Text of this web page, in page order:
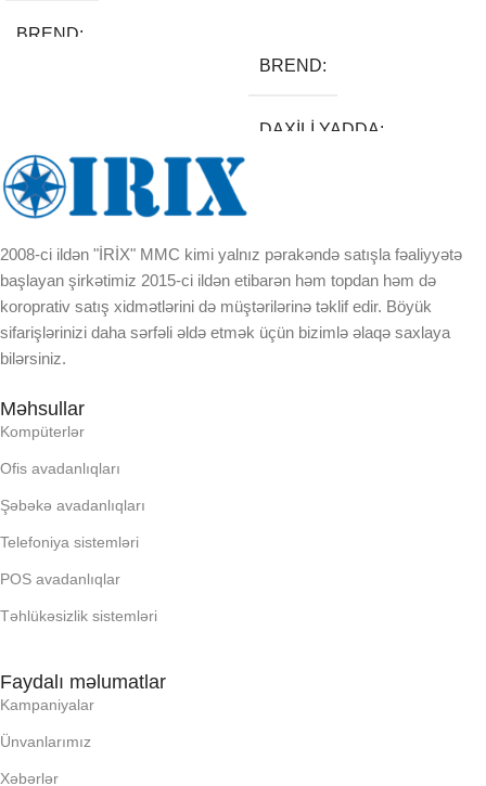
BREND
EKRAN
LCD
OPERATIV YADDA
OXUNAN BARKOD NV:
PROCESSOR
PROSESSOR
QURULU:
RAM
RNG
BREND
DAXILI YADDA
KORPUSUN RNGI:
2008-ci ildən "İRİX" MMC kimi yalnız pərakəndə satışla fəaliyyətə
başlayan şirkətimiz 2015-ci ildən etibarən həm topdan həm də
koroprativ satış xidmətlərini də müştərilərinə təklif edir. Böyük
sifarişlərinizi daha sərfəli əldə etmək üçün bizimlə əlaqə saxlaya
bilərsiniz.
Məhsullar
Kompüterlər
Ofis avadanlıqları
Şəbəkə avadanlıqları
Telefoniya sistemləri
POS avadanlıqlar
Təhlükəsizlik sistemləri
Faydalı məlumatlar
Kampaniyalar
Ünvanlarımız
Xəbərlər